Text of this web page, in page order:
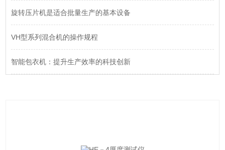
旋转压片机是适合批量生产的基本设备
VH型系列混合机的操作规程
智能包衣机：提升生产效率的科技创新